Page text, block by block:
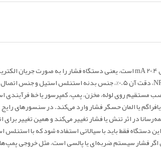
روی لوله، مخزن، پمپ، کمپرسور یا خط فرآیندی
یا المان حسگر فشار وارد می‌کند. در سنسورهای
در اثر تنش یا فشار تغییر می‌کند و همین تغییر
فشار سیستم ضربه‌ای یا پالسی است، مثل خروجی